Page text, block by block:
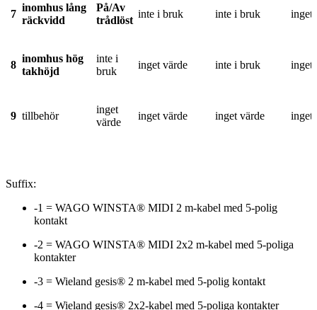
7
inomhus lång
räckvidd
På/Av
trådlöst
inte i bruk inte i bruk inget
8
inomhus hög
takhöjd
inte i
bruk
inget värde inte i bruk inget
9 tillbehör
inget
värde
inget värde inget värde inget
Suffix:
-1 = WAGO WINSTA® MIDI 2 m-kabel med 5-polig
kontakt
-2 = WAGO WINSTA® MIDI 2x2 m-kabel med 5-poliga
kontakter
-3 = Wieland gesis® 2 m-kabel med 5-polig kontakt
-4 = Wieland gesis® 2x2-kabel med 5-poliga kontakter